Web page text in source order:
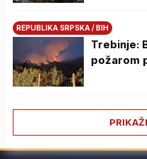
REPUBLIKA SRPSKA / BIH
Trebinje:
požarom